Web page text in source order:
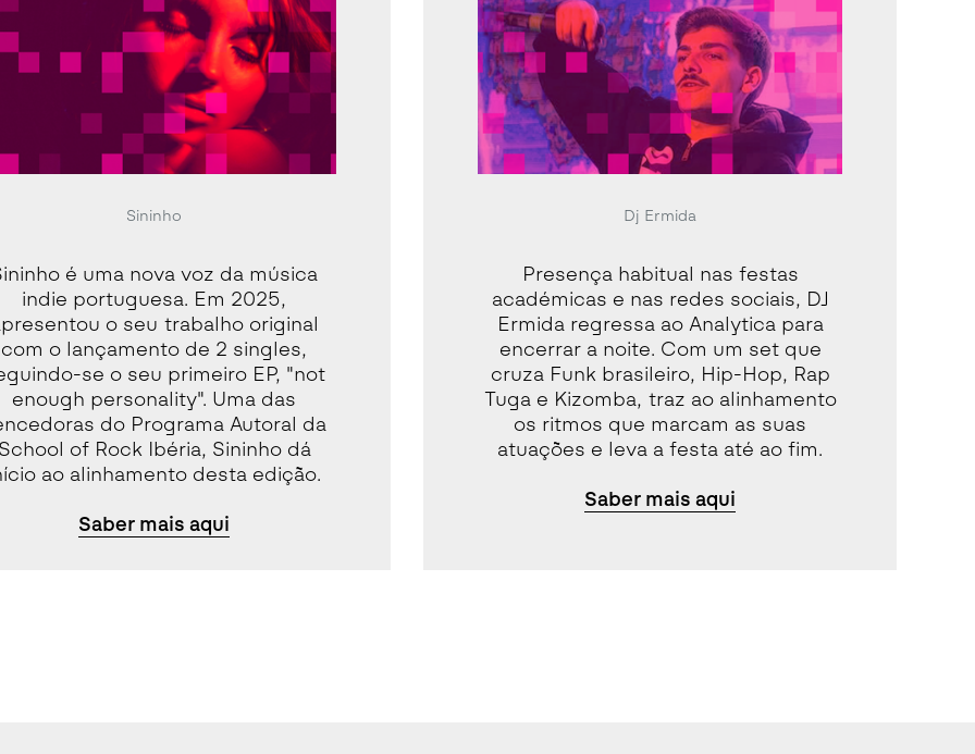
Sininho
é uma nova voz da música
indie portuguesa. Em 2025,
o seu trabalho original
com o lançamento de 2 singles,
se o seu primeiro EP, "not
enough personality". Uma das
do Programa Autoral da
School of Rock Ibéria, Sininho dá
ao alinhamento desta edição.
Saber mais aqui
Dj Ermida
Presença habitual nas festas
académicas e nas redes sociais, DJ
Ermida regressa ao Analytica para
encerrar a noite. Com um set que
cruza Funk brasileiro, Hip-Hop, Rap
Tuga e Kizomba, traz ao alinhamento
os ritmos que marcam as suas
atuações e leva a festa até ao fim.
Saber mais aqui